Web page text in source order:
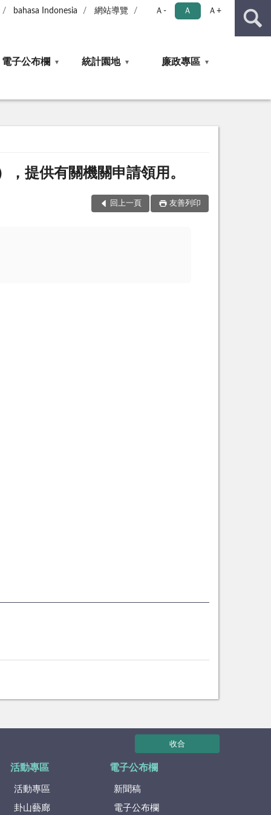
bahasa Indonesia 網站導覽 Ａ- Ａ Ａ+
電子公布欄 統計園地 廉政專區
提供有關機關申請領用。
回上一頁 友善列印
收合
活動專區
活動專區
卦山藝廊
電子公布欄
新聞稿
電子公布欄